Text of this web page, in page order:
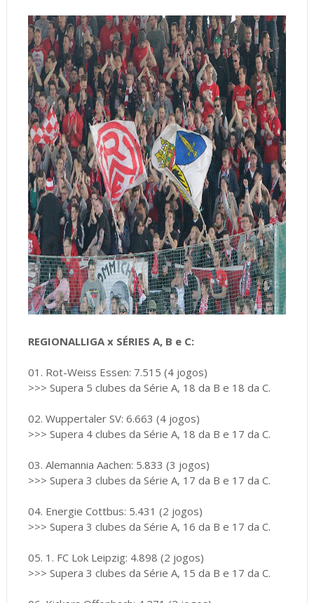
REGIONALLIGA x SÉRIES A, B e C:
01. Rot-Weiss Essen: 7.515 (4 jogos)
>>> Supera 5 clubes da Série A, 18 da B e 18 da C.
02. Wuppertaler SV: 6.663 (4 jogos)
>>> Supera 4 clubes da Série A, 18 da B e 17 da C.
03. Alemannia Aachen: 5.833 (3 jogos)
>>> Supera 3 clubes da Série A, 17 da B e 17 da C.
04. Energie Cottbus: 5.431 (2 jogos)
>>> Supera 3 clubes da Série A, 16 da B e 17 da C.
05. 1. FC Lok Leipzig: 4.898 (2 jogos)
>>> Supera 3 clubes da Série A, 15 da B e 17 da C.